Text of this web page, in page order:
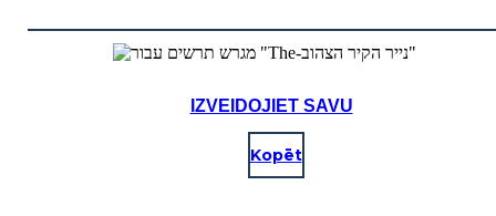
IZVEIDOJIET SAVU
Kopēt